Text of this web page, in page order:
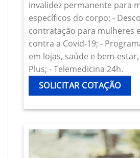
invalidez permanente para
específicos do corpo; -
contratação para mulheres
contra a Covid-19; -
em lojas, saúde e bem-
Plus; - Telemedicina 24h.
SOLICITAR COTAÇÃO